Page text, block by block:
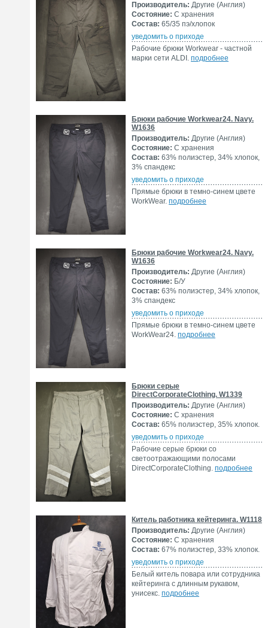
Производитель: Другие (Англия)
Состояние: С хранения
Состав: 65/35 пэ/хлопок
уведомить о приходе
Рабочие брюки Workwear - частной
марки сети ALDI. подробнее
Брюки рабочие Workwear24. Navy.
W1636
Производитель: Другие (Англия)
Состояние: С хранения
Состав: 63% полиэстер, 34% хлопок,
3% спандекс
уведомить о приходе
Прямые брюки в темно-синем цвете
WorkWear. подробнее
Брюки рабочие Workwear24. Navy.
W1636
Производитель: Другие (Англия)
Состояние: Б/У
Состав: 63% полиэстер, 34% хлопок,
3% спандекс
уведомить о приходе
Прямые брюки в темно-синем цвете
WorkWear24. подробнее
Брюки серые
DirectCorporateClothing. W1339
Производитель: Другие (Англия)
Состояние: С хранения
Состав: 65% полиэстер, 35% хлопок.
уведомить о приходе
Рабочие серые брюки со
светоотражающими полосами
DirectCorporateClothing. подробнее
Китель работника кейтеринга. W1118
Производитель: Другие (Англия)
Состояние: С хранения
Состав: 67% полиэстер, 33% хлопок.
уведомить о приходе
Белый китель повара или сотрудника
кейтеринга с длинным рукавом,
унисекс. подробнее